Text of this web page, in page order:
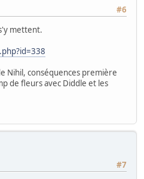
#6
mettent.
Nihil, conséquences première
de fleurs avec Diddle et les
#7